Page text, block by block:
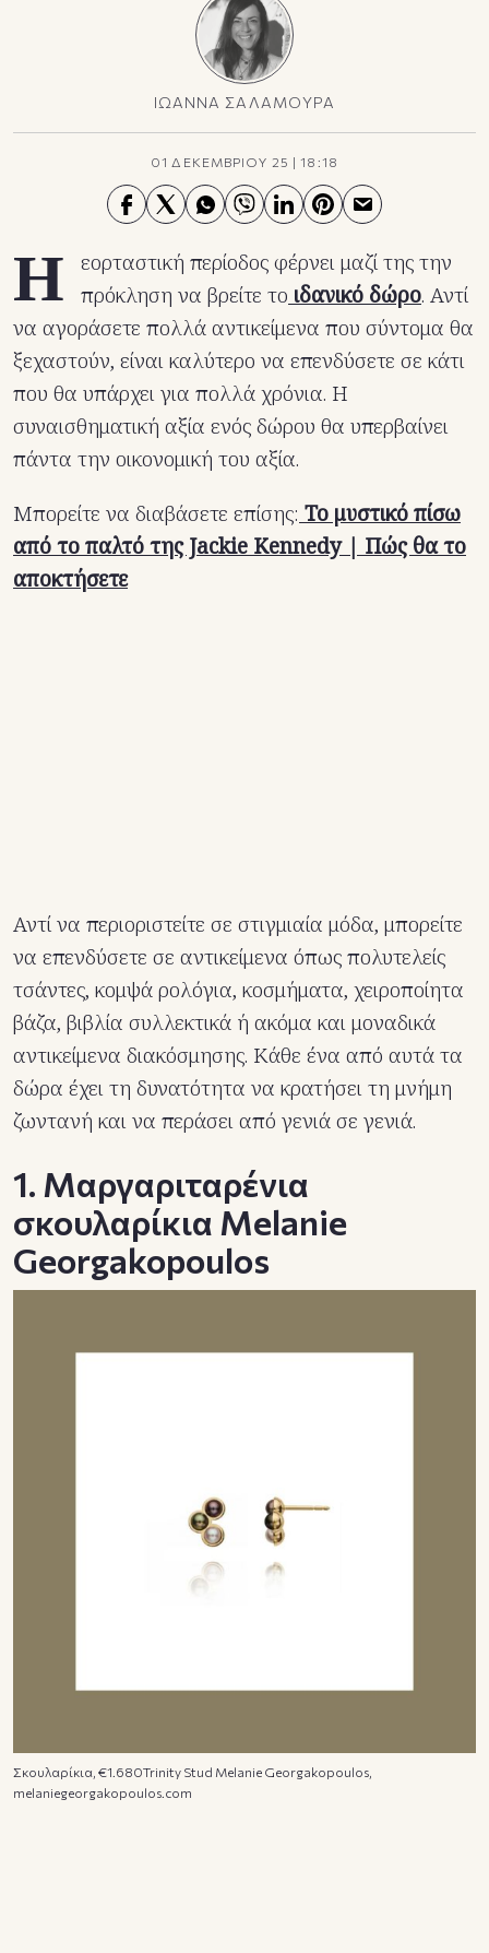
ΙΩΑΝΝΑ ΣΑΛΑΜΟΥΡΑ
01 ΔΕΚΕΜΒΡΙΟΥ 25 |18:18
Η
εορταστική περίοδος φέρνει μαζί της την
πρόκληση να βρείτε το ιδανικό δώρο. Αντί
να αγοράσετε πολλά αντικείμενα που σύντομα θα
ξεχαστούν, είναι καλύτερο να επενδύσετε σε κάτι
που θα υπάρχει για πολλά χρόνια. Η
συναισθηματική αξία ενός δώρου θα υπερβαίνει
πάντα την οικονομική του αξία.
Μπορείτε να διαβάσετε επίσης: To μυστικό πίσω
από το παλτό της Jackie Kennedy | Πώς θα το
αποκτήσετε
Αντί να περιοριστείτε σε στιγμιαία μόδα, μπορείτε
να επενδύσετε σε αντικείμενα όπως πολυτελείς
τσάντες, κομψά ρολόγια, κοσμήματα, χειροποίητα
βάζα, βιβλία συλλεκτικά ή ακόμα και μοναδικά
αντικείμενα διακόσμησης. Κάθε ένα από αυτά τα
δώρα έχει τη δυνατότητα να κρατήσει τη μνήμη
ζωντανή και να περάσει από γενιά σε γενιά.
1. Μαργαριταρένια
σκουλαρίκια Melanie
Georgakopoulos
Σκουλαρίκια, €1.680Trinity Stud Melanie Georgakopoulos,
melaniegeorgakopoulos.com